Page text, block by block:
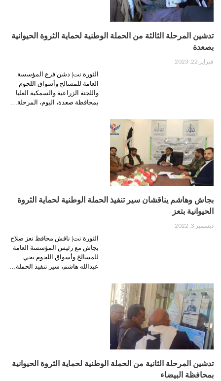
تدشين المرحلة الثالثة من الحملة الوطنية لحماية الثروة الحيوانية
بصعدة
فبراير 22, 2023
الثورة نت| دشن فرع المؤسسة
العامة للمسالخ وأسواق اللحوم
واللجنة الزراعية والسمكية العليا
بمحافظة صعدة، اليوم، المرحلة…
بجاش وهاشم يناقشان سير تنفيذ الحملة الوطنية لحماية الثروة
الحيوانية بتعز
ديسمبر 3, 2022
الثورة نت| ناقش محافظ تعز صلاح
بجاش مع رئيس المؤسسة العامة
للمسالخ وأسواق اللحوم يحي
عبدالله هاشم، سير تنفيذ الحملة…
تدشين المرحلة الثانية من الحملة الوطنية لحماية الثروة الحيوانية
بمحافظة البيضاء